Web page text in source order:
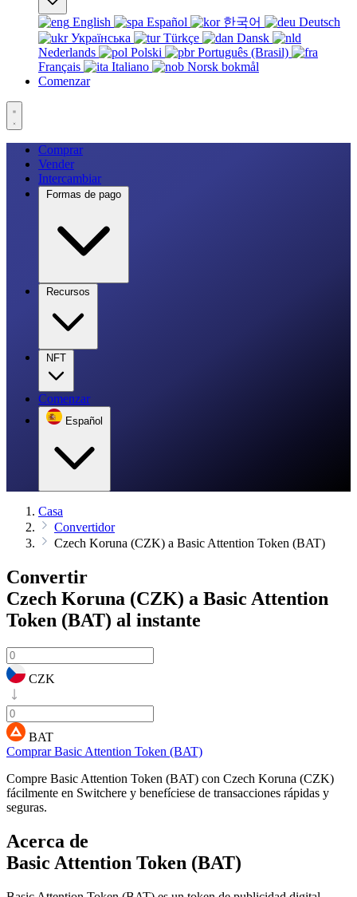
English Español 한국어
Deutsch
Українська
Türkçe
Dansk
Nederlands
Polski
Português (Brasil)
Français
Italiano
Norsk bokmål
Comenzar
Comprar
Vender
Intercambiar
Formas de pago
Recursos
NFT
Comenzar
Español
Casa
Convertidor
Czech Koruna (CZK) a Basic Attention Token (BAT)
Convertir
Czech Koruna (CZK) a Basic Attention
Token (BAT) al instante
CZK
BAT
Comprar Basic Attention Token (BAT)
Compre Basic Attention Token (BAT) con Czech Koruna (CZK)
fácilmente en Switchere y benefíciese de transacciones rápidas y
seguras.
Acerca de
Basic Attention Token (BAT)